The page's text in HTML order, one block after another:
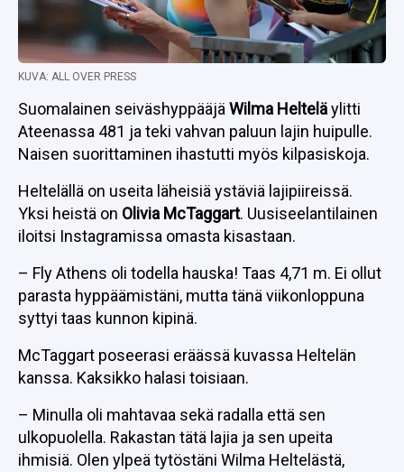
KUVA: ALL OVER PRESS
Suomalainen seiväshyppääjä Wilma Helteläylitti
Ateenassa 481 ja teki vahvan paluun lajin huipulle.
Naisen suorittaminen ihastutti myös kilpasiskoja.
Heltelällä on useita läheisiä ystäviä lajipiireissä.
Yksi heistä on Olivia McTaggart. Uusiseelantilainen
iloitsi Instagramissa omasta kisastaan.
– Fly Athens oli todella hauska! Taas 4,71 m. Ei ollut
parasta hyppäämistäni, mutta tänä viikonloppuna
syttyi taas kunnon kipinä.
McTaggart poseerasi eräässä kuvassa Heltelän
kanssa. Kaksikko halasi toisiaan.
– Minulla oli mahtavaa sekä radalla että sen
ulkopuolella. Rakastan tätä lajia ja sen upeita
ihmisiä. Olen ylpeä tytöstäni Wilma Heltelästä,